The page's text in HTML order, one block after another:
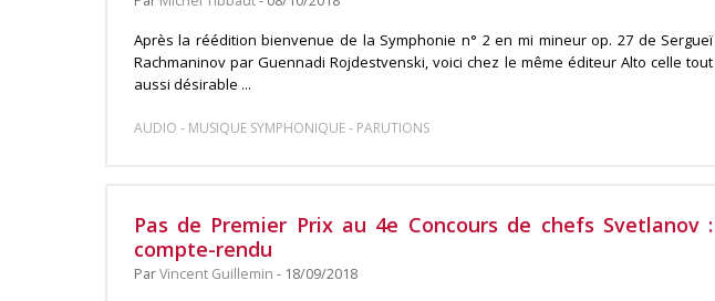
Après la réédition bienvenue de la Symphonie n° 2 en mi mineur op. 27 de Sergueï
Rachmaninov par Guennadi Rojdestvenski, voici chez le même éditeur Alto celle tout
aussi désirable ...
AUDIO - MUSIQUE SYMPHONIQUE- PARUTIONS
Pas de Premier Prix au 4e Concours de chefs Svetlanov :
compte-rendu
ParVincent Guillemin - 18/09/2018